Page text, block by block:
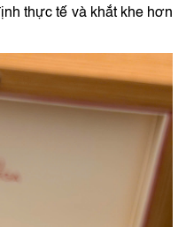
thực tế và khắt khe hơn